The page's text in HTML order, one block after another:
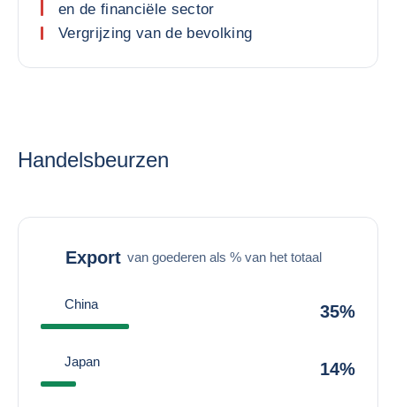
en de financiële sector
Vergrijzing van de bevolking
Handelsbeurzen
Export van goederen als % van het totaal
China 35%
Japan 14%